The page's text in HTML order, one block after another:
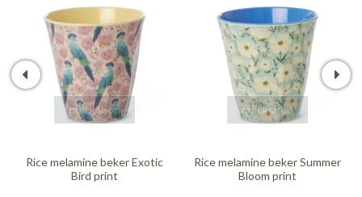
quickshop
Rice melamine beker Exotic
Bird print
quickshop
Rice melamine beker Summer
Bloom print